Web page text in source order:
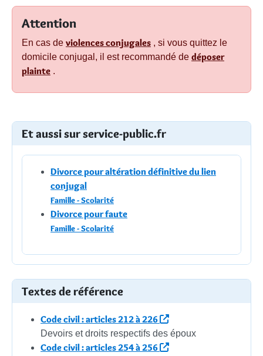
Attention
En cas de violences conjugales , si vous quittez le
domicile conjugal, il est recommandé de déposer
plainte .
Et aussi sur service-public.fr
Divorce pour altération définitive du lien
conjugal
Famille - Scolarité
Divorce pour faute
Famille - Scolarité
Textes de référence
Code civil : articles 212 à 226
Devoirs et droits respectifs des époux
Code civil : articles 254 à 256